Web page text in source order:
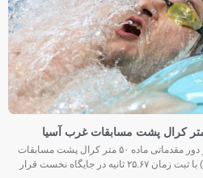
هومر عباسی، شناگر تیم ملی ایران، در دور مقدماتی ماده ۵۰ متر کرال پشت مسابقات